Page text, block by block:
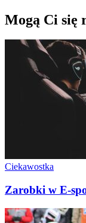
Mogą Ci się
Ciekawostka
Zarobki w E-